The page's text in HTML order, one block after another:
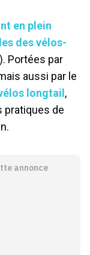
en plein
des vélos-
Portées par
aussi par le
longtail ,
pratiques de
annonce